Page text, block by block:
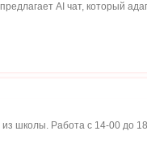
предлагает AI чат, который
из школы. Работа с 14-00 до